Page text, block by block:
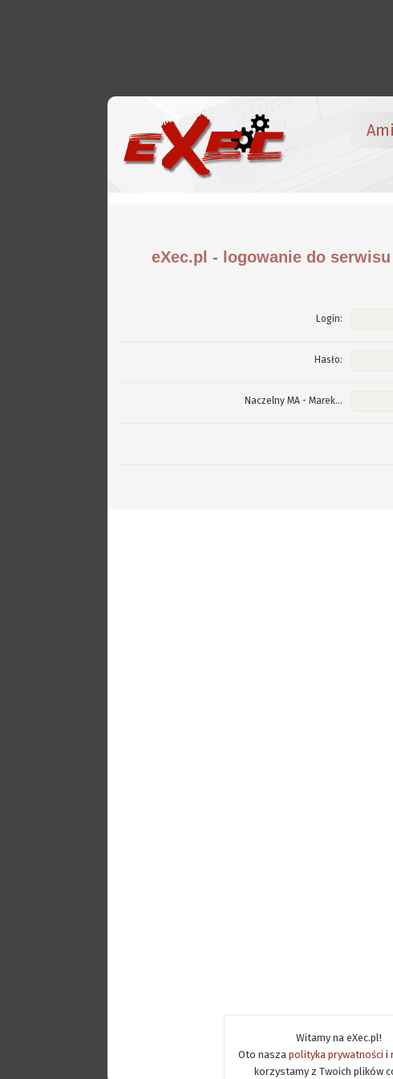
Witamy na eXec.pl!
Oto nasza polityka prywatności i
korzystamy z Twoich plików
eXec.pl - logowanie do serwisu
Login:
Hasło:
Naczelny MA - Marek...